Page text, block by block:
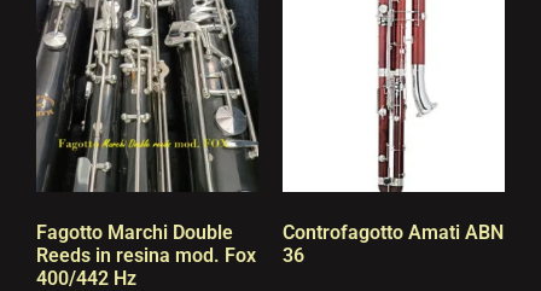
Fagotto Marchi Double
Reeds in resina mod. Fox
400/442 Hz
Controfagotto Amati ABN
36